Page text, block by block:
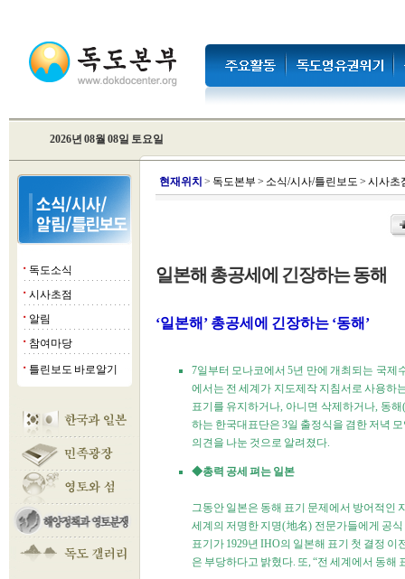
2026년 08월 08일 토요일
■ 독도소식
■ 시사초점
■ 알림
■ 참여마당
■ 틀린보도 바로알기
현재위치 > 독도본부 > 소식/시사/틀린보도 > 시사초
일본해 총공세에 긴장하는 동해
‘일본해’ 총공세에 긴장하는 ‘동해’
7일부터 모나코에서 5년 만에 개최되는 국
에서는 전 세계가 지도제작 지침서로 사용하
표기를 유지하거나, 아니면 삭제하거나, 동
하는 한국대표단은 3일 출정식을 겸한 저녁
의견을 나눈 것으로 알려졌다.
◆총력 공세 펴는 일본
그동안 일본은 동해 표기 문제에서 방어적인
세계의 저명한 지명(地名) 전문가들에게 공
표기가 1929년 IHO의 일본해 표기 첫 결정
은 부당하다고 밝혔다. 또, “전 세계에서 동해